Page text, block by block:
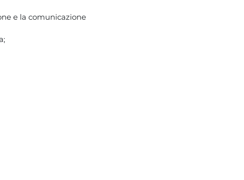
e la comunicazione